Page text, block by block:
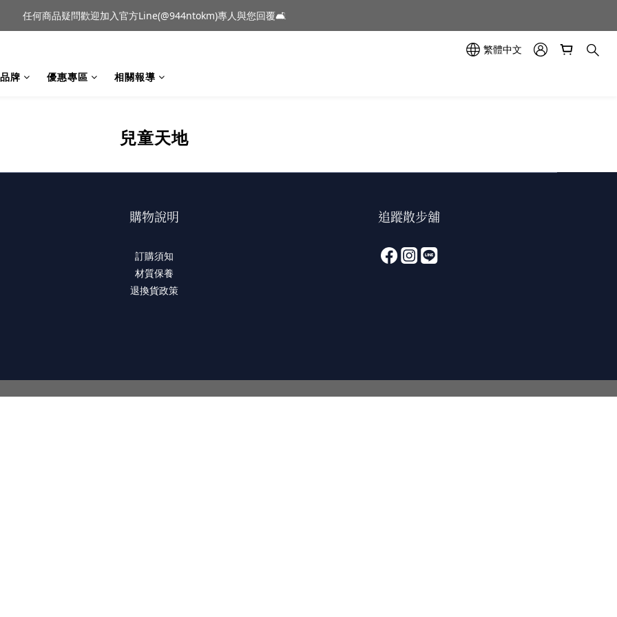
到貨｜日本燈具品牌 Ambientec 年度新品 Barcarolle 臺中樂群門市展示中✨
任何商品疑問歡迎加入官方Line(@944ntokm)專人與您回覆🛋️
繁體中文
品牌 優惠專區 相關報導
兒童天地
購物說明
訂購須知
材質保養
退換貨政策
追蹤散步舖